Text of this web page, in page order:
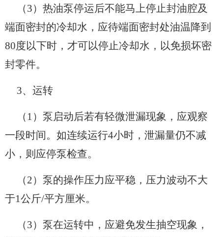
（3）热油泵停运后不能马上停止封油腔及
端面密封的冷却水，应待端面密封处油温降到
80度以下时，才可以停止冷却水，以免损坏密
封零件。
3、运转
（1）泵启动后若有轻微泄漏现象，应观察
一段时间。如连续运行4小时，泄漏量仍不减
小，则应停泵检查。
（2）泵的操作压力应平稳，压力波动不大
于1公斤/平方厘米。
（3）泵在运转中，应避免发生抽空现象，